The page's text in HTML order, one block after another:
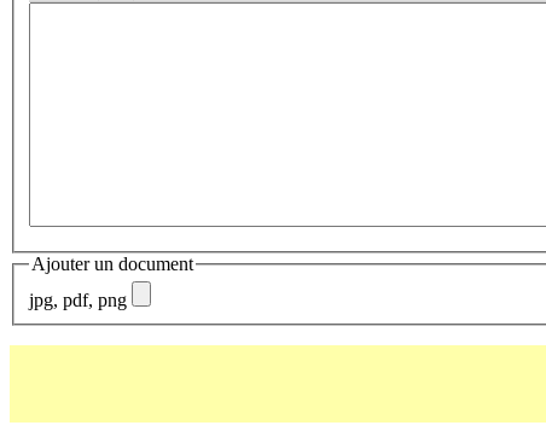
Ajouter un document
jpg, pdf, png